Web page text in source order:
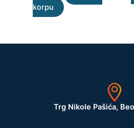
korpu
Trg Nikole Pašića,